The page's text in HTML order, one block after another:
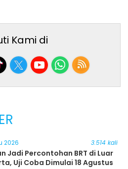
Kami di
2026 3.514 kali
Jadi Percontohan BRT di Luar
Uji Coba Dimulai 18 Agustus